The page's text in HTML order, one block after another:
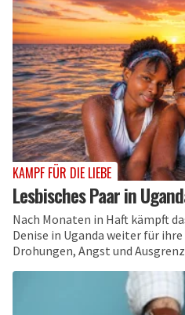
KAMPF FÜR DIE LIEBE
Lesbisches Paar in
Nach Monaten in Haft kämpft
Denise in Uganda weiter für
Drohungen, Angst und